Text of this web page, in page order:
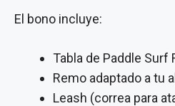
El bono incluye:
Tabla de Paddle Surf
Remo adaptado a tu
Leash (correa para